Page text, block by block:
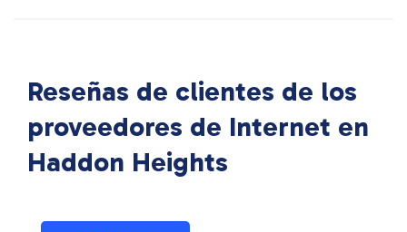
Reseñas de clientes de los
proveedores de Internet en
Haddon Heights